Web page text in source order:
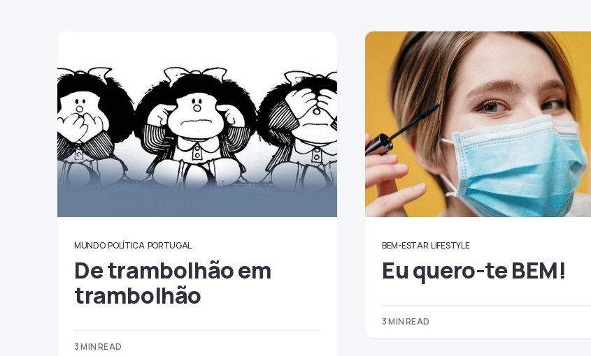
MUNDO POLÍTICA PORTUGAL
De trambolhão em
trambolhão
3 MIN READ
BEM-ESTAR LIFESTYLE
Eu quero-te BEM!
3 MIN READ